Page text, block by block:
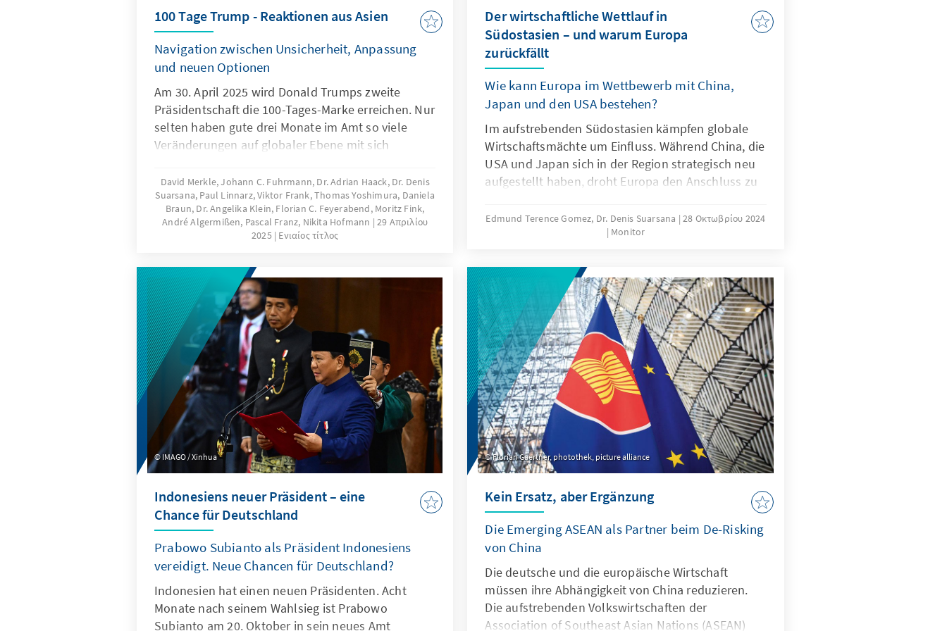
abschwächen.
100 Tage Trump - Reaktionen aus Asien
Navigation zwischen Unsicherheit, Anpassung
und neuen Optionen
Am 30. April 2025 wird Donald Trumps zweite
Präsidentschaft die 100-Tages-Marke erreichen. Nur
selten haben gute drei Monate im Amt so viele
Veränderungen auf globaler Ebene mit sich
Dringlichkeit reagieren Länder auf der ganzen Welt
auf diese Veränderungen. Dies hat auch Folgen für
Deutschland und die Europäische Union. Die
Auslandsmitarbeiter der Konrad-Adenauer-Stiftung
welche Strategien in der Region gewählt werden,
um der veränderten Situation zu begegnen. Wie
bewerten diese Länder die neue US-Regierung
unter Präsident Trump? Welche Konsequenzen
ziehen sie daraus für ihre wirtschaftlichen sowie
außen- und sicherheitspolitischen Beziehungen zu
den USA?
David Merkle, Johann C. Fuhrmann, Dr. Adrian Haack, Dr. Denis
Suarsana, Paul Linnarz, Viktor Frank, Thomas Yoshimura, Daniela
Braun, Dr. Angelika Klein, Florian C. Feyerabend, Moritz Fink,
André Algermißen, Pascal Franz, Nikita Hofmann
29 Απριλίου
2025 Ενιαίος τίτλος
Der wirtschaftliche Wettlauf in
Südostasien – und warum Europa
zurückfällt
Wie kann Europa im Wettbewerb mit China,
Japan und den USA bestehen?
Im aufstrebenden Südostasien kämpfen globale
Wirtschaftsmächte um Einfluss. Während China, die
USA und Japan sich in der Region strategisch neu
aufgestellt haben, droht Europa den Anschluss zu
unterschiedliche Kooperationsmodelle zwischen
Regierung und Wirtschaft als umfassende Strategie
in Südostasien zu unterstützen. Europa sollte aus
den Strategieanpassungen seiner Konkurrenten
lernen und dabei politische Maßnahmen und die
Interessen europäischer Unternehmen in der
Region stärker zusammenführen.
Edmund Terence Gomez, Dr. Denis Suarsana
28 Οκτωβρίου 2024
Monitor
IMAGO / Xinhua
Indonesiens neuer Präsident – eine
Chance für Deutschland
Prabowo Subianto als Präsident Indonesiens
vereidigt. Neue Chancen für Deutschland?
Indonesien hat einen neuen Präsidenten. Acht
Monate nach seinem Wahlsieg ist Prabowo
Subianto am 20. Oktober in sein neues Amt
Florian Gaertner, photothek, picture alliance
Kein Ersatz, aber Ergänzung
Die Emerging ­ASEAN als Partner beim De-Risking
von China
Die deutsche und die europäische Wirtschaft
müssen ihre Abhängig­keit von China reduzieren.
Die aufstrebenden Volkswirtschaften der
Association of Southeast Asian Nations (ASEAN)